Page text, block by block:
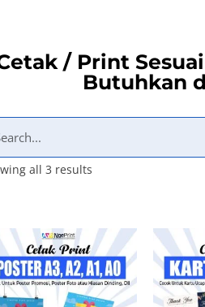
/ Print
Butuhkan
all 3 results